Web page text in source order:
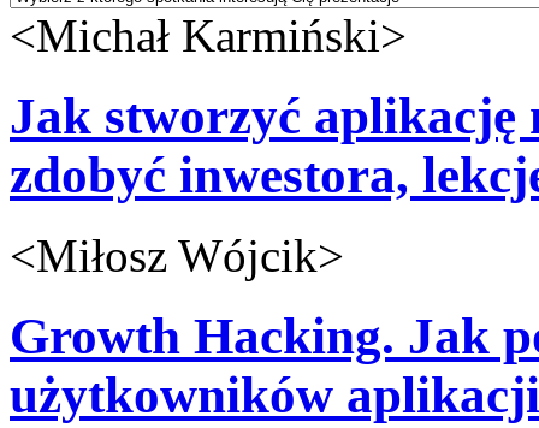
<Michał Karmiński>
Jak stworzyć
zdobyć inwestora,
<Miłosz Wójcik>
Growth Hacking. Jak
użytkowników